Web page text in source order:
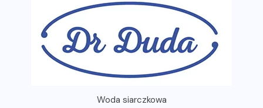
Woda siarczkowa